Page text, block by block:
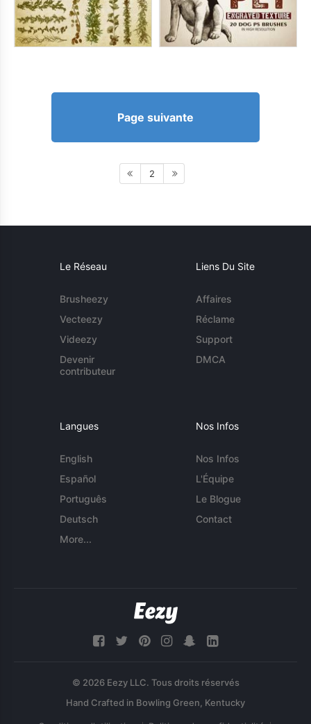
Page suivante
2
Le Réseau
Brusheezy
Vecteezy
Videezy
Devenir
contributeur
Liens Du Site
Affaires
Réclame
Support
DMCA
Langues
English
Español
Português
Deutsch
More...
Nos Infos
Nos Infos
L'Équipe
Le Blogue
Contact
© 2026 Eezy LLC. Tous droits réservés